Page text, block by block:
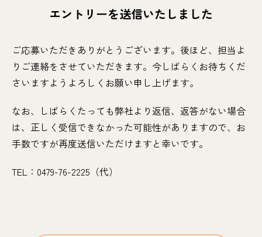
エントリーを送信いたしました
ご応募いただきありがとうございます。後ほど、担当よ
りご連絡をさせていただきます。今しばらくお待ちくだ
さいますようよろしくお願い申し上げます。
なお、しばらくたっても弊社より返信、返答がない場合
は、正しく受信できなかった可能性がありますので、お
手数ですが再度送信いただけますと幸いです。
TEL：0479-76-2225（代）